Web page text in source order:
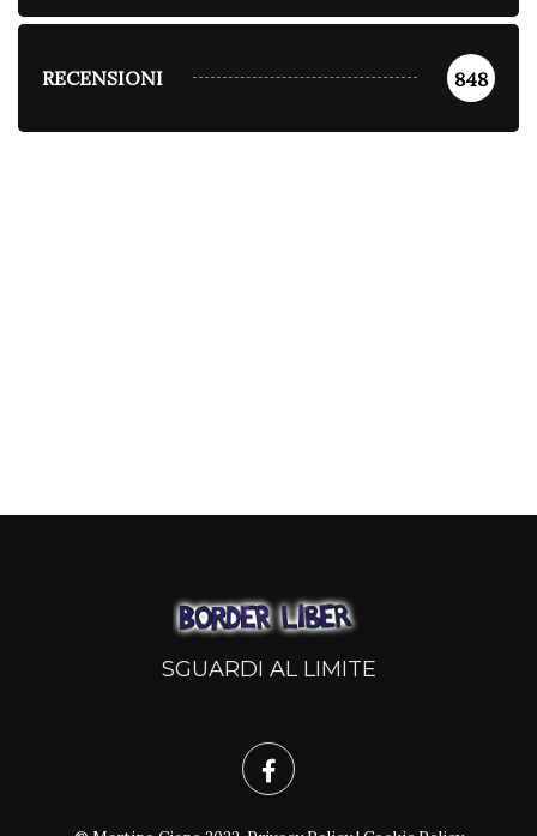
RECENSIONI 848
SGUARDI AL LIMITE